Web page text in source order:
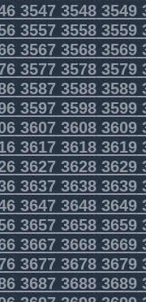
354735483549
355735583559
356735683569
357735783579
358735883589
359735983599
360736083609
361736183619
362736283629
363736383639
364736483649
365736583659
366736683669
367736783679
368736883689